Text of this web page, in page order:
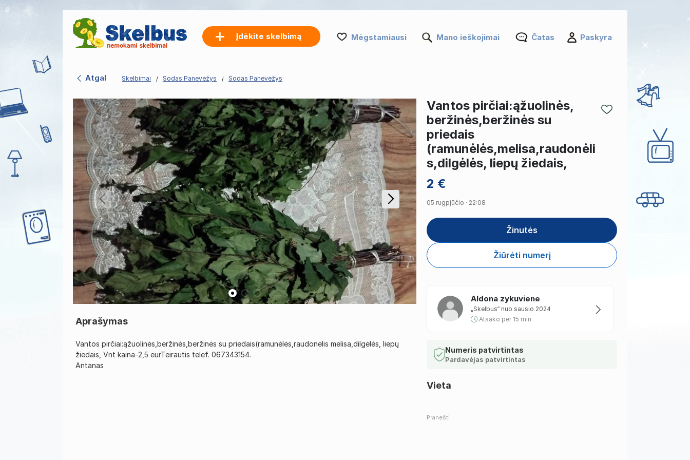
Įdėkite skelbimą Mėgstamiausi Mano ieškojimai Čatas Paskyra
Atgal Skelbimai Sodas Panevėžys Sodas Panevėžys
Aprašymas
Vantos pirčiai:ąžuolinės,beržinės,beržinės su priedais(ramunėlės,raudonėlis melisa,dilgėlės, liepų
žiedais, Vnt kaina-2,5 eurTeirautis telef. 067343154.
Antanas
2 €
Vantos pirčiai:ąžuolinės,
beržinės,beržinės su
priedais
(ramunėlės,melisa,raudonėli
s,dilgėlės, liepų žiedais,
05 rugpjūčio · 22:08
Žinutės
Žiūrėti numerį
Aldona zykuviene
„Skelbus“ nuo sausio 2024
Atsako per 15 min
Numeris patvirtintas
Pardavėjas patvirtintas
Vieta
Pranešti